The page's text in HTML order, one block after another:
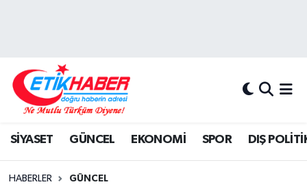
SİYASET GÜNCEL EKONOMİ SPOR DIŞ
HABERLER GÜNCEL
DIŞ POLİTİKA
Hava Durumu